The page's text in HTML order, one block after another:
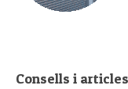
Consells i